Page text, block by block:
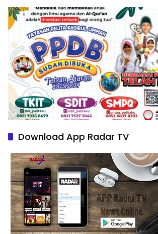
Download App Radar TV